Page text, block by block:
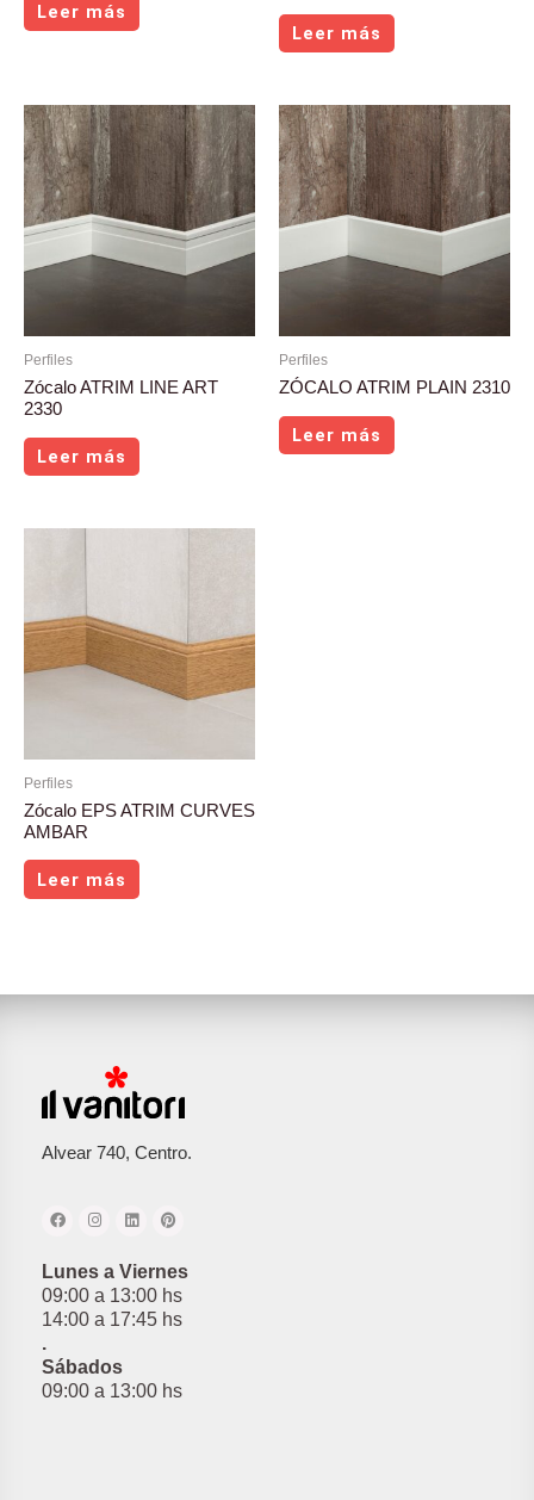
Leer más
Leer más
Perfiles
Zócalo ATRIM LINE ART
2330
Leer más
Perfiles
ZÓCALO ATRIM PLAIN 2310
Leer más
Perfiles
Zócalo EPS ATRIM CURVES
AMBAR
Leer más
Alvear 740, Centro.
Lunes a Viernes
09:00 a 13:00 hs
14:00 a 17:45 hs
.
Sábados
09:00 a 13:00 hs